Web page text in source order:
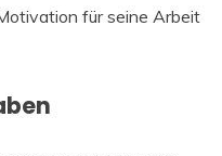
für seine Arbeit